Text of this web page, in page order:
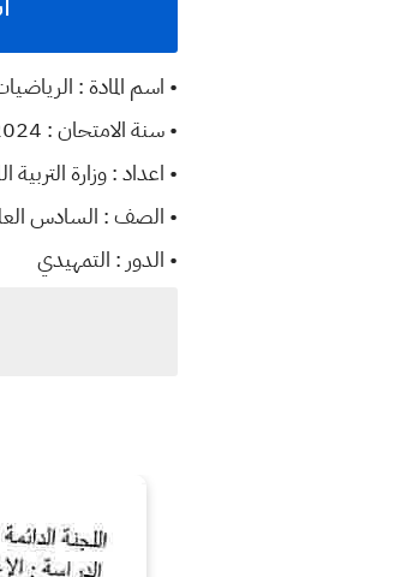
• اسم المادة :
• سنة الامتحان : 2024
• اعداد : وزارة التربية
• الصف : السادس
• الدور : التمهيدي